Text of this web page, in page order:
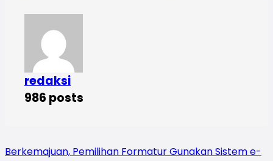
redaksi
986 posts
Berkemajuan, Pemilihan Formatur Gunakan Sistem e-